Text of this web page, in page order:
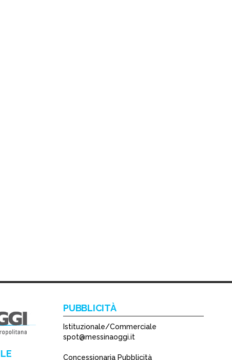
PUBBLICITÀ
Istituzionale/Commerciale
spot@messinaoggi.it
Concessionaria Pubblicità